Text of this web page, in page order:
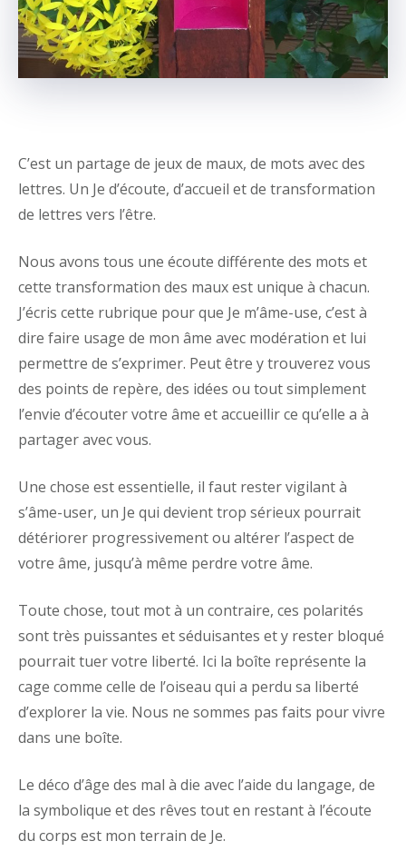
C’est un partage de jeux de maux, de mots avec des
lettres. Un Je d’écoute, d’accueil et de transformation
de lettres vers l’être.
Nous avons tous une écoute différente des mots et
cette transformation des maux est unique à chacun.
J’écris cette rubrique pour que Je m’âme-use, c’est à
dire faire usage de mon âme avec modération et lui
permettre de s’exprimer. Peut être y trouverez vous
des points de repère, des idées ou tout simplement
l’envie d’écouter votre âme et accueillir ce qu’elle a à
partager avec vous.
Une chose est essentielle, il faut rester vigilant à
s’âme-user, un Je qui devient trop sérieux pourrait
détériorer progressivement ou altérer l’aspect de
votre âme, jusqu’à même perdre votre âme.
Toute chose, tout mot à un contraire, ces polarités
sont très puissantes et séduisantes et y rester bloqué
pourrait tuer votre liberté. Ici la boîte représente la
cage comme celle de l’oiseau qui a perdu sa liberté
d’explorer la vie. Nous ne sommes pas faits pour vivre
dans une boîte.
Le déco d’âge des mal à die avec l’aide du langage, de
la symbolique et des rêves tout en restant à l’écoute
du corps est mon terrain de Je.